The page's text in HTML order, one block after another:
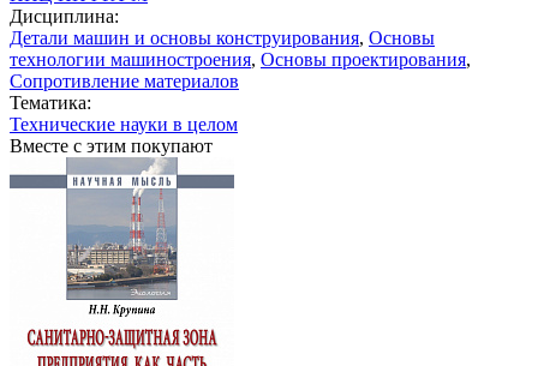
Дисциплина:
Детали машин и основы конструирования, Основы
технологии машиностроения, Основы проектирования,
Сопротивление материалов
Тематика:
Технические науки в целом
Вместе с этим покупают